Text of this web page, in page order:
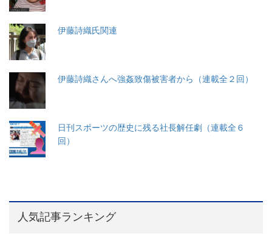
伊藤詩織氏関連
伊藤詩織さんへ強姦致傷被害者から（連載全２回）
日刊スポーツの歴史に残る社長解任劇（連載全６
回）
人気記事ランキング